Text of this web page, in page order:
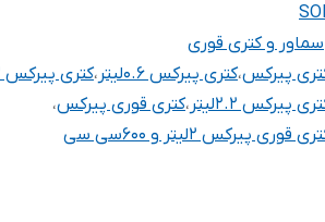
سماور و کتری قوری
پیرکس،کتری پیرکس 0.6لیتر ،کتری پیرکس 2لیتر
پیرکس 2.2لیتر
،کتری قوری پیرکس،
قوری پیرکس 2لیتر و 600سی سی